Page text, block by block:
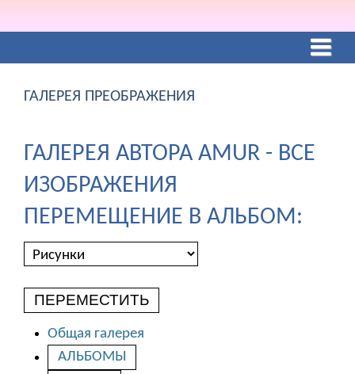
ГАЛЕРЕЯ ПРЕОБРАЖЕНИЯ
ГАЛЕРЕЯ АВТОРА AMUR - ВСЕ
ИЗОБРАЖЕНИЯ
ПЕРЕМЕЩЕНИЕ В АЛЬБОМ:
ПЕРЕМЕСТИТЬ
Общая галерея
АЛЬБОМЫ